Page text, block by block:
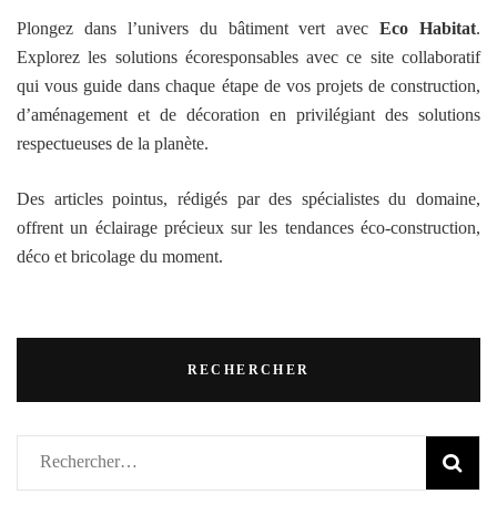
Plongez dans l’univers du bâtiment vert avecEco Habitat.
Explorez les solutions écoresponsables avec ce site collaboratif
qui vous guide dans chaque étape de vos projets de construction,
d’aménagement et de décoration en privilégiant des solutions
respectueuses de la planète.
Des articles pointus, rédigés par des spécialistes du domaine,
offrent un éclairage précieux sur les tendances éco-construction,
déco et bricolage du moment.
RECHERCHER
Rechercher :